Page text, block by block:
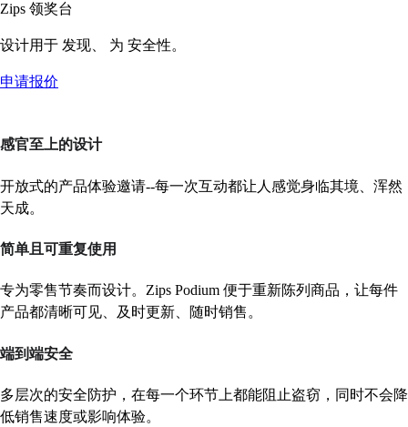
Zips 领奖台
设计用于 发现、 为 安全性。
申请报价
感官至上的设计
开放式的产品体验邀请--每一次互动都让人感觉身临其境、浑然
天成。
简单且可重复使用
专为零售节奏而设计。Zips Podium 便于重新陈列商品，让每件
产品都清晰可见、及时更新、随时销售。
端到端安全
多层次的安全防护，在每一个环节上都能阻止盗窃，同时不会降
低销售速度或影响体验。